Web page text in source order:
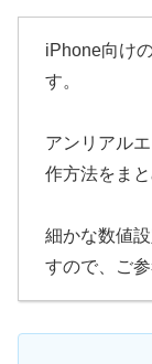
iPhone向け
す。
アンリアル
作方法をまと
細かな数値
すので、ご